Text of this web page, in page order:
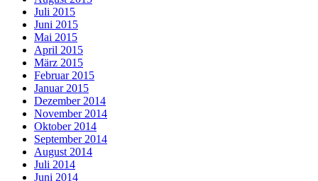
Juli 2015
Juni 2015
Mai 2015
April 2015
März 2015
Februar 2015
Januar 2015
Dezember 2014
November 2014
Oktober 2014
September 2014
August 2014
Juli 2014
Juni 2014